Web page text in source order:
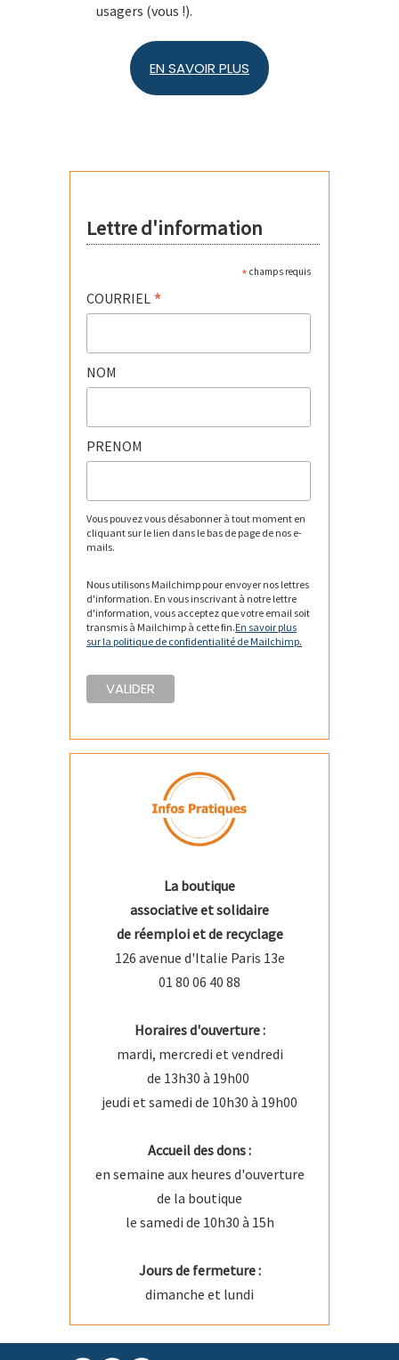
usagers (vous !).
EN SAVOIR PLUS
Lettre d'information
* champs requis
COURRIEL *
NOM
PRENOM
Vous pouvez vous désabonner à tout moment en
cliquant sur le lien dans le bas de page de nos e-
mails.
Nous utilisons Mailchimp pour envoyer nos lettres
d'information. En vous inscrivant à notre lettre
d'information, vous acceptez que votre email soit
transmis à Mailchimp à cette fin.En savoir plus
sur la politique de confidentialité de Mailchimp.
La boutique
associative et solidaire
de réemploi et de recyclage
126 avenue d'Italie Paris 13e
01 80 06 40 88
Horaires d'ouverture :
mardi, mercredi et vendredi
de 13h30 à 19h00
jeudi et samedi de 10h30 à 19h00
Accueil des dons :
en semaine aux heures d'ouverture
de la boutique
le samedi de 10h30 à 15h
Jours de fermeture :
dimanche et lundi